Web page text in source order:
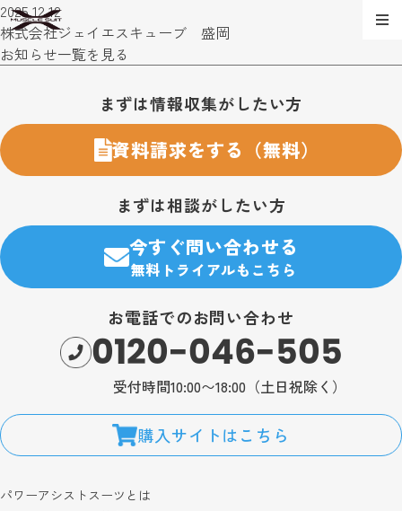
2025.12.12
株式会社ジェイエスキューブ 盛岡
お知らせ一覧を見る
まずは情報収集がしたい方
資料請求をする（無料）
まずは相談がしたい方
今すぐ問い合わせる
無料トライアルもこちら
お電話でのお問い合わせ
0120-046-505
受付時間10:00〜18:00（土日祝除く）
購入サイトはこちら
パワーアシストスーツとは